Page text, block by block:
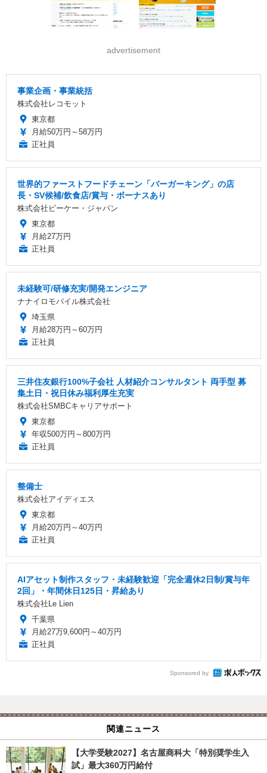
advertisement
事業企画・事業統括
株式会社レコモット
東京都
月給50万円～58万円
正社員
世界的ファーストフードチェーン「バーガーキング」の店
長・SV候補/飲食店/賞与・ボーナスあり
株式会社ビーケー・ジャパン
東京都
月給27万円
正社員
未経験可/研修充実/開発エンジニア
ナナイロモバイル株式会社
埼玉県
月給28万円～60万円
正社員
三井住友銀行100%子会社 人材紹介コンサルタント 両手型 募
集土日・祝日休み福利厚生充実
株式会社SMBCキャリアサポート
東京都
年収500万円～800万円
正社員
整備士
株式会社アイディエス
東京都
月給20万円～40万円
正社員
AIアセット制作スタッフ・未経験歓迎「完全週休2日制/賞与年
2回」・年間休日125日・昇給あり
株式会社Le Lien
千葉県
月給27万9,600円～40万円
正社員
Sponsored by
関連ニュース
【大学受験2027】名古屋商科大「特別奨学生入
試」最大360万円給付